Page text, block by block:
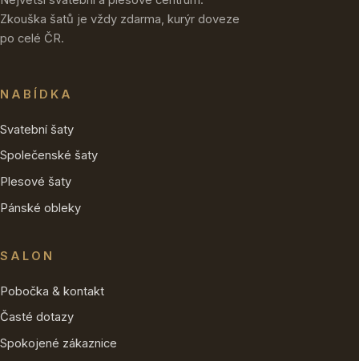
Zkouška šatů je vždy zdarma, kurýr doveze
po celé ČR.
NABÍDKA
Svatební šaty
Společenské šaty
Plesové šaty
Pánské obleky
SALON
Pobočka & kontakt
Časté dotazy
Spokojené zákaznice